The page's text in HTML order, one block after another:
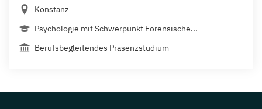
Konstanz
Psychologie mit Schwerpunkt Forensische...
Berufsbegleitendes Präsenzstudium